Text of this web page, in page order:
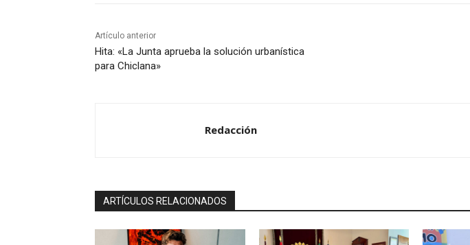
Artículo anterior
Hita: «La Junta aprueba la solución urbanística
para Chiclana»
Redacción
ARTÍCULOS RELACIONADOS